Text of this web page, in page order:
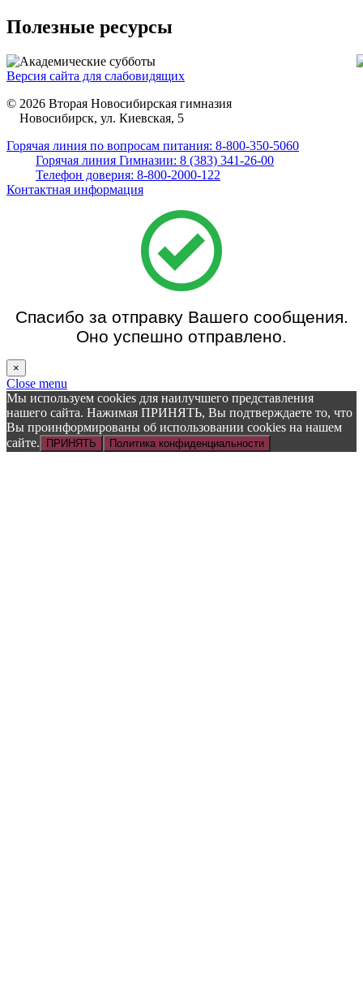
Полезные ресурсы
Версия сайта для слабовидящих
© 2026 Вторая Новосибирская гимназия
Новосибирск, ул. Киевская, 5
Горячая линия по вопросам питания: 8-800-350-5060
Горячая линия Гимназии: 8 (383) 341-26-00
Телефон доверия: 8-800-2000-122
Контактная информация
Спасибо за отправку Вашего сообщения.
Оно успешно отправлено.
×
Close menu
Мы используем cookies для наилучшего представления
нашего сайта. Нажимая ПРИНЯТЬ, Вы подтверждаете то, что
Вы проинформированы об использовании cookies на нашем
сайте.
ПРИНЯТЬ Политика конфиденциальности